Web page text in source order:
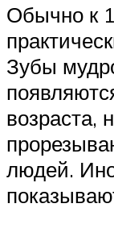
Обычно к
Зубы
возраста,
людей.